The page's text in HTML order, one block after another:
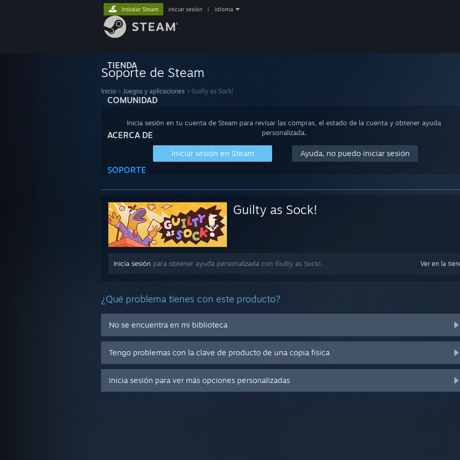
TIENDA
COMUNIDAD
ACERCA DE
SOPORTE
Instalar Steam iniciar sesión idioma
Soporte de Steam
Inicio > Juegos y aplicaciones > Guilty as Sock!
Inicia sesión en tu cuenta de Steam para revisar las compras, el estado de la cuenta y obtener ayuda
personalizada.
Iniciar sesión en Steam Ayuda, no puedo iniciar sesión
Guilty as Sock!
Ver en la
Inicia sesión para obtener ayuda personalizada con Guilty as Sock!.
¿Qué problema tienes con este producto?
No se encuentra en mi biblioteca
Tengo problemas con la clave de producto de una copia física
Inicia sesión para ver más opciones personalizadas